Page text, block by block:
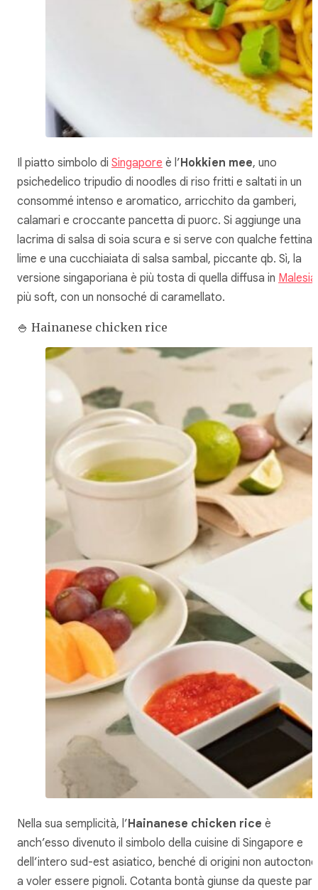
Il piatto simbolo di Singapore è l’Hokkien mee, uno
psichedelico tripudio di noodles di riso fritti e saltati in un
consommé intenso e aromatico, arricchito da gamberi,
calamari e croccante pancetta di puorc. Si aggiunge una
lacrima di salsa di soia scura e si serve con qualche fettina
lime e una cucchiaiata di salsa sambal, piccante qb. Sì, la
versione singaporiana è più tosta di quella diffusa in Malesia
più soft, con un nonsoché di caramellato.
🍚 Hainanese chicken rice
Nella sua semplicità, l’Hainanese chicken rice è
anch’esso divenuto il simbolo della cuisine di Singapore e
dell’intero sud-est asiatico, benché di origini non
a voler essere pignoli. Cotanta bontà giunse da queste parti